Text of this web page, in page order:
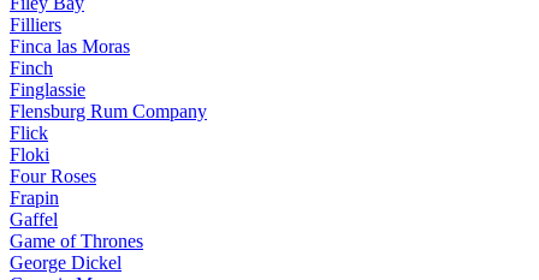
Filliers
Finca las Moras
Finch
Finglassie
Flensburg Rum Company
Flick
Floki
Four Roses
Frapin
Gaffel
Game of Thrones
George Dickel